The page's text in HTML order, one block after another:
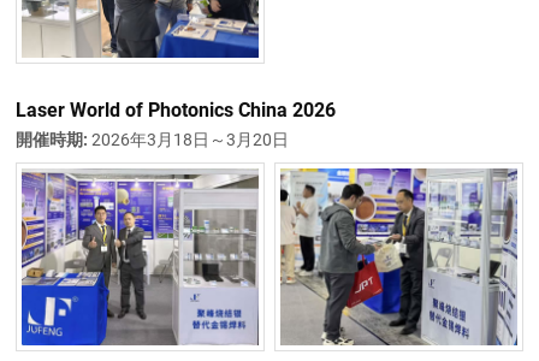
Laser World of Photonics China 2026
開催時期:2026年3月18日～3月20日